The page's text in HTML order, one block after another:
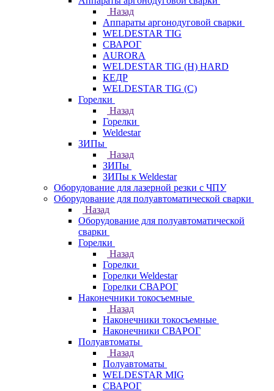
Назад
Аппараты аргонодуговой сварки
WELDESTAR TIG
СВАРОГ
AURORA
WELDESTAR TIG (H) HARD
КЕДР
WELDESTAR TIG (С)
Горелки
Назад
Горелки
Weldestar
ЗИПы
Назад
ЗИПы
ЗИПы к Weldestar
Оборудование для лазерной резки с ЧПУ
Оборудование для полуавтоматической сварки
Назад
Оборудование для полуавтоматической
сварки
Горелки
Назад
Горелки
Горелки Weldestar
Горелки СВАРОГ
Наконечники токосъемные
Назад
Наконечники токосъемные
Наконечники СВАРОГ
Полуавтоматы
Назад
Полуавтоматы
WELDESTAR MIG
СВАРОГ